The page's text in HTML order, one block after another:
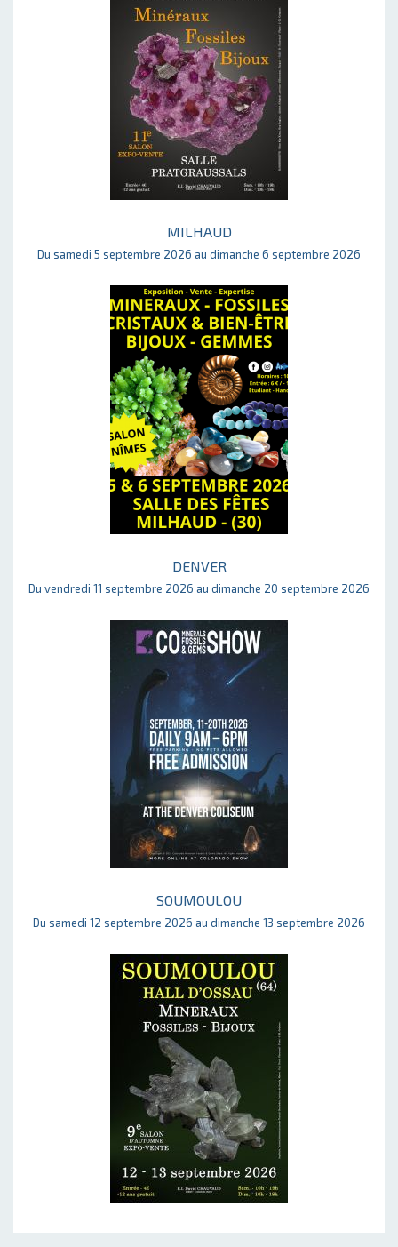
MILHAUD
Du samedi 5 septembre 2026 au dimanche 6 septembre 2026
DENVER
Du vendredi 11 septembre 2026 au dimanche 20 septembre 2026
SOUMOULOU
Du samedi 12 septembre 2026 au dimanche 13 septembre 2026